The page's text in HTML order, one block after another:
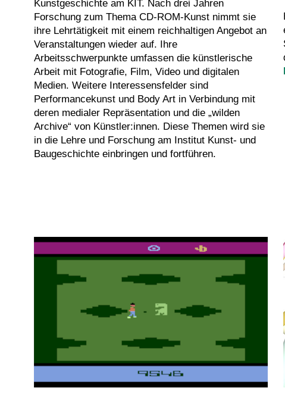
Kunstgeschichte am KIT. Nach drei Jahren
Forschung zum Thema CD-ROM-Kunst nimmt sie
ihre Lehrtätigkeit mit einem reichhaltigen Angebot an
Veranstaltungen wieder auf. Ihre
Arbeitsschwerpunkte umfassen die künstlerische
Arbeit mit Fotografie, Film, Video und digitalen
Medien. Weitere Interessensfelder sind
Performancekunst und Body Art in Verbindung mit
deren medialer Repräsentation und die „wilden
Archive“ von Künstler:innen. Diese Themen wird sie
in die Lehre und Forschung am Institut Kunst- und
Baugeschichte einbringen und fortführen.